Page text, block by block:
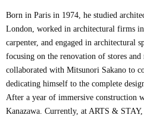
Born in Paris in 1974, he studied
London, worked in architectural firms
carpenter, and engaged in architectural
focusing on the renovation of stores and
collaborated with Mitsunori Sakano to
dedicating himself to the complete
After a year of immersive construction
Kanazawa. Currently, at ARTS &